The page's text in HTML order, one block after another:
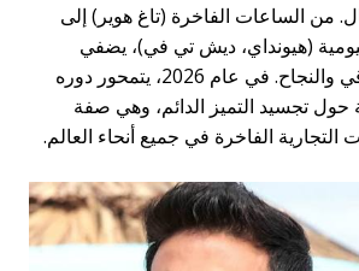
من الساعات الفاخرة (تاغ هوير) إلى
(هيونداي، دیش تي في)، يضفي
ارتباطه جوًا من الرقي والنجاح. في عام 2026، يتمحور دوره
حول تجسيد التميز الدائم، وهي صفة
الفاخرة في جميع أنحاء العالم.